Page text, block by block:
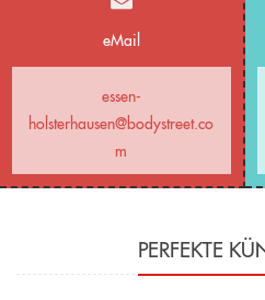
eMail
essen-
holsterhausen@bodystreet.co
m
PERFEKTE